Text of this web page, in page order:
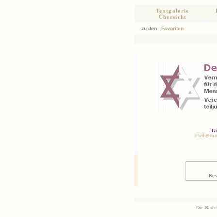
Textgalerie
Übersicht
zu den Favoriten
Predigten
Die